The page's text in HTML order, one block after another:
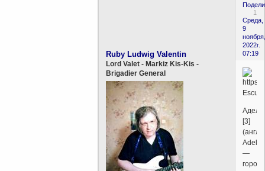
1
Среда,
9
ноября,
2022г.
07:19
Ruby Ludwig Valentin
Lord Valet - Markiz Kis-Kis -
Brigadier General
[3]
(англ.
—
город